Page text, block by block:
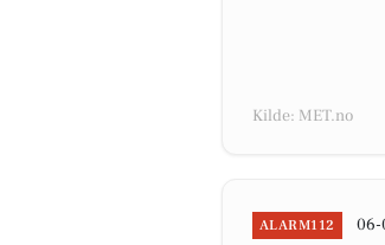
Kilde: MET.no
ALARM112 06-